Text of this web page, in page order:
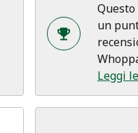
un
Leggi